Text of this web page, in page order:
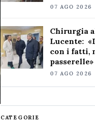
07 AGO 2026
Chirurgia
Lucente:
con i fatti,
passerelle»
07 AGO 2026
CATEGORIE